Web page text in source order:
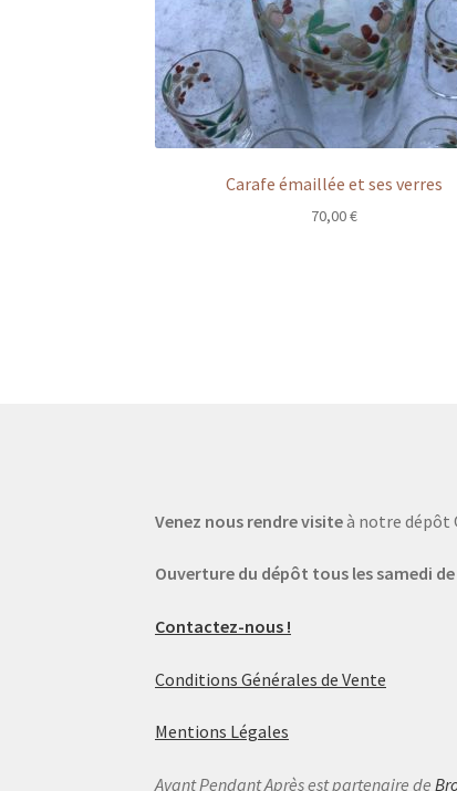
Carafe émaillée et ses verres
70,00€
Venez nous rendre visiteà notre dépôt
Ouverture du dépôt tous les samedi de
Contactez-nous !
Conditions Générales de Vente
Mentions Légales
Avant Pendant Après est partenaire de